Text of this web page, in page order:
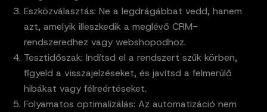
Eszközválasztás: Ne a legdrágábbat vedd, hanem
azt, amelyik illeszkedik a meglévő CRM-
rendszeredhez vagy webshopodhoz.
Tesztidőszak: Indítsd el a rendszert szűk körben,
figyeld a visszajelzéseket, és javítsd a felmerülő
hibákat vagy félreértéseket.
Folyamatos optimalizálás: Az automatizáció nem